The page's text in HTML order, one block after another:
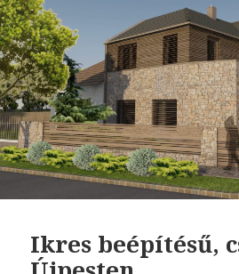
Ikres beépítésű,